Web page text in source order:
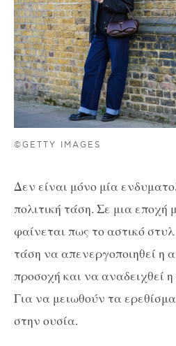
©GETTY IMAGES
Δεν είναι μόνο μία
πολιτική τάση. Σε μια εποχή
φαίνεται πως το αστικό
τάση να απενεργοποιηθεί η
προσοχή και να αναδειχθεί
Για να μειωθούν τα
στην ουσία.